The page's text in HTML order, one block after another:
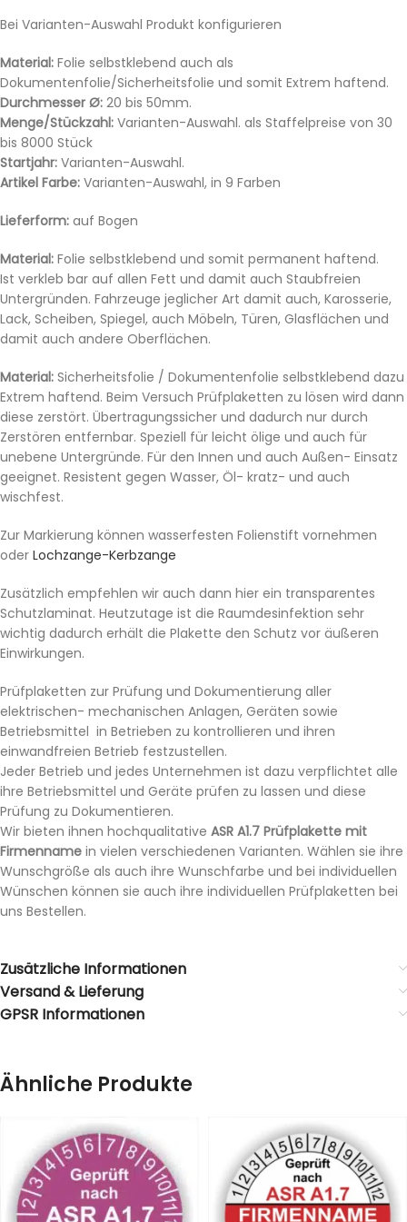
Bei Varianten-Auswahl Produkt konfigurieren
Material: Folie selbstklebend auch als
Dokumentenfolie/Sicherheitsfolie und somit Extrem haftend.
Durchmesser Ø: 20 bis 50mm.
Menge/Stückzahl: Varianten-Auswahl. als Staffelpreise von 30
bis 8000 Stück
Startjahr: Varianten-Auswahl.
Artikel Farbe: Varianten-Auswahl, in 9 Farben
Lieferform: auf Bogen
Material: Folie selbstklebend und somit permanent haftend.
Ist verkleb bar auf allen Fett und damit auch Staubfreien
Untergründen. Fahrzeuge jeglicher Art damit auch, Karosserie,
Lack, Scheiben, Spiegel, auch Möbeln, Türen, Glasflächen und
damit auch andere Oberflächen.
Material: Sicherheitsfolie / Dokumentenfolie selbstklebend dazu
Extrem haftend. Beim Versuch Prüfplaketten zu lösen wird dann
diese zerstört. Übertragungssicher und dadurch nur durch
Zerstören entfernbar. Speziell für leicht ölige und auch für
unebene Untergründe. Für den Innen und auch Außen- Einsatz
geeignet. Resistent gegen Wasser, Öl- kratz- und auch
wischfest.
Zur Markierung können wasserfesten Folienstift vornehmen
oder Lochzange-Kerbzange
Zusätzlich empfehlen wir auch dann hier ein transparentes
Schutzlaminat. Heutzutage ist die Raumdesinfektion sehr
wichtig dadurch erhält die Plakette den Schutz vor äußeren
Einwirkungen.
Prüfplaketten zur Prüfung und Dokumentierung aller
elektrischen- mechanischen Anlagen, Geräten sowie
Betriebsmittel in Betrieben zu kontrollieren und ihren
einwandfreien Betrieb festzustellen.
Jeder Betrieb und jedes Unternehmen ist dazu verpflichtet alle
ihre Betriebsmittel und Geräte prüfen zu lassen und diese
Prüfung zu Dokumentieren.
Wir bieten ihnen hochqualitative ASR A1.7 Prüfplakette mit
Firmenname in vielen verschiedenen Varianten. Wählen sie ihre
Wunschgröße als auch ihre Wunschfarbe und bei individuellen
Wünschen können sie auch ihre individuellen Prüfplaketten bei
uns Bestellen.
Zusätzliche Informationen
Versand & Lieferung
GPSR Informationen
Ähnliche Produkte